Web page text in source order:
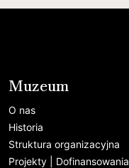
Muzeum
O nas
Historia
Struktura organizacyjna
Projekty | Dofinansowania